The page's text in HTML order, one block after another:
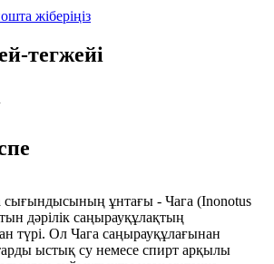
жіберіңіз
тегжейі
сығындысының ұнтағы - Чага (Inonotus
дәрілік саңырауқұлақтың
түрі. Ол Чага саңырауқұлағынан
ыстық су немесе спирт арқылы